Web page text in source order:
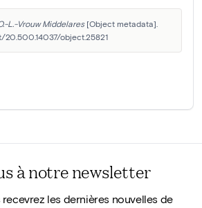
L.-Vrouw Middelares [Object metadata].
20.500.14037/object.25821
à notre newsletter
les dernières nouvelles de